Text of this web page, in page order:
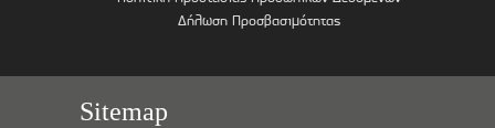
Δήλωση Προσβασιμότητας
Sitemap